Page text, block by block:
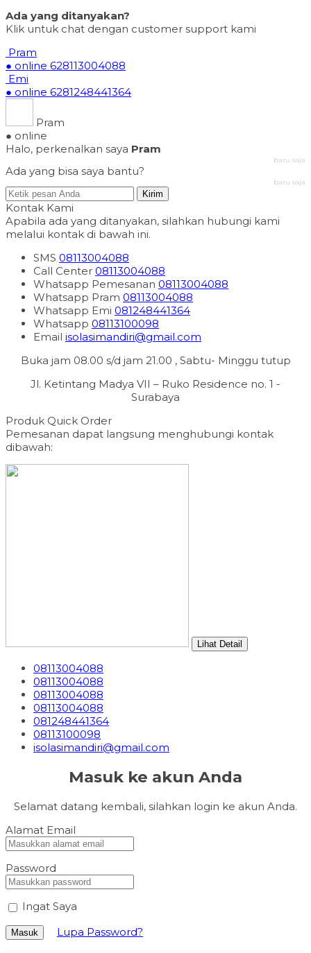
Ada yang ditanyakan?
Klik untuk chat dengan customer support kami
Pram
● online 628113004088
Emi
● online 6281248441364
Pram
● online
Halo, perkenalkan saya Pram
baru saja
Ada yang bisa saya bantu?
baru saja
Kirim
Kontak Kami
Apabila ada yang ditanyakan, silahkan hubungi kami
melalui kontak di bawah ini.
SMS 08113004088
Call Center 08113004088
Whatsapp Pemesanan 08113004088
Whatsapp Pram 08113004088
Whatsapp Emi 081248441364
Whatsapp 08113100098
Email isolasimandiri@gmail.com
Buka jam 08.00 s/d jam 21.00 , Sabtu- Minggu tutup
Jl. Ketintang Madya VII – Ruko Residence no. 1 -
Surabaya
Produk Quick Order
Pemesanan dapat langsung menghubungi kontak
dibawah:
Lihat Detail
08113004088
08113004088
08113004088
08113004088
081248441364
08113100098
isolasimandiri@gmail.com
Masuk ke akun Anda
Selamat datang kembali, silahkan login ke akun Anda.
Alamat Email
Password
Ingat Saya
Masuk Lupa Password?